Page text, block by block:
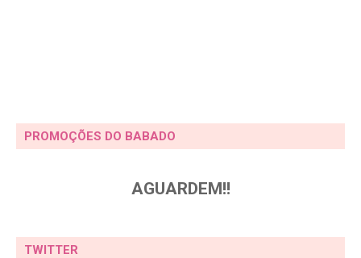
PROMOÇÕES DO BABADO
AGUARDEM!!
TWITTER